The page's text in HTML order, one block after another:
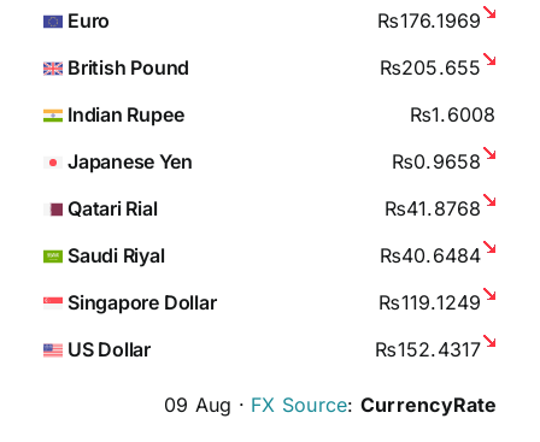
Euro
₨176.1969
British Pound
₨205.655
Indian Rupee
₨1.6008
Japanese Yen
₨0.9658
Qatari Rial
₨41.8768
Saudi Riyal
₨40.6484
Singapore Dollar
₨119.1249
US Dollar
₨152.4317
09 Aug · FX Source: CurrencyRate